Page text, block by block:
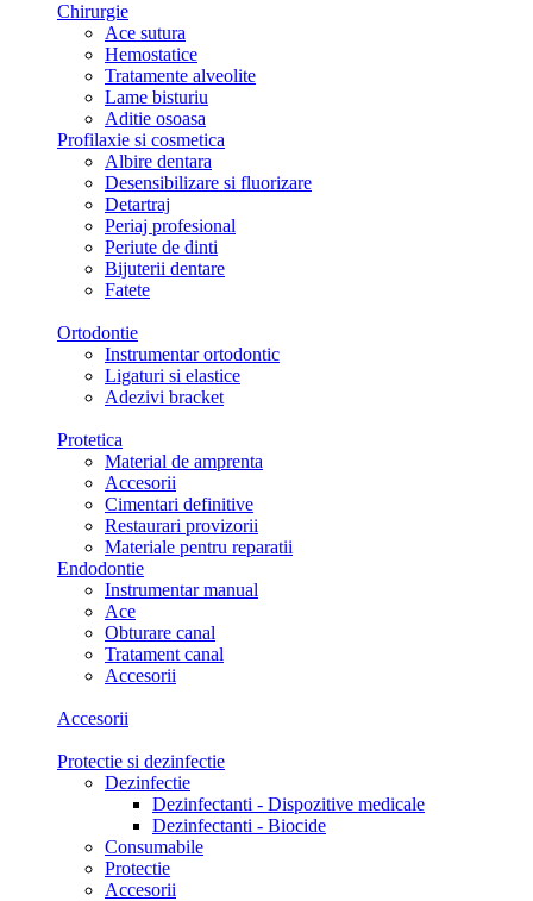
Chirurgie
Ace sutura
Hemostatice
Tratamente alveolite
Lame bisturiu
Aditie osoasa
Profilaxie si cosmetica
Albire dentara
Desensibilizare si fluorizare
Detartraj
Periaj profesional
Periute de dinti
Bijuterii dentare
Fatete
Ortodontie
Instrumentar ortodontic
Ligaturi si elastice
Adezivi bracket
Protetica
Material de amprenta
Accesorii
Cimentari definitive
Restaurari provizorii
Materiale pentru reparatii
Endodontie
Instrumentar manual
Ace
Obturare canal
Tratament canal
Accesorii
Accesorii
Protectie si dezinfectie
Dezinfectie
Dezinfectanti - Dispozitive medicale
Dezinfectanti - Biocide
Consumabile
Protectie
Accesorii